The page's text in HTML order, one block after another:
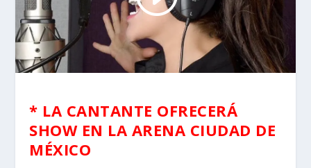
* LA CANTANTE OFRECERÁ
SHOW EN LA ARENA CIUDAD DE
MÉXICO